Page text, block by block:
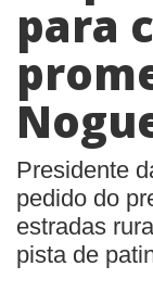
QUEM SOMOS
CONTATO
ANUNCIE
para
Presidente
pedido do
estradas
pista de